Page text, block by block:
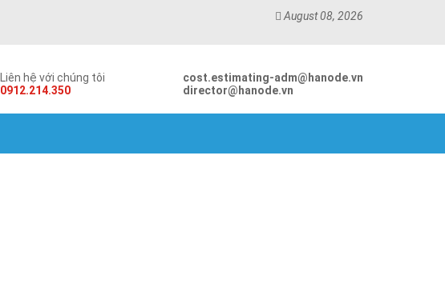
August 08, 2026
Liên hệ với chúng tôi
0912.214.350
cost.estimating-adm@hanode.vn
director@hanode.vn